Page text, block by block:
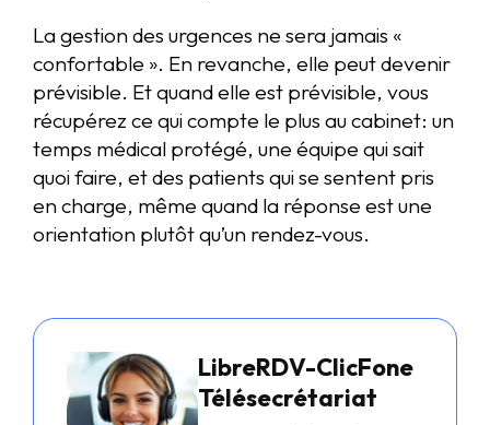
La gestion des urgences ne sera jamais «
confortable ». En revanche, elle peut devenir
prévisible. Et quand elle est prévisible, vous
récupérez ce qui compte le plus au cabinet: un
temps médical protégé, une équipe qui sait
quoi faire, et des patients qui se sentent pris
en charge, même quand la réponse est une
orientation plutôt qu’un rendez-vous.
LibreRDV-ClicFone
Télésecrétariat